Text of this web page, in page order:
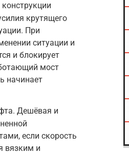
крутящего
При
ситуации и
и блокирует
мост
начинает
Дешёвая и
если скорость
вязким и